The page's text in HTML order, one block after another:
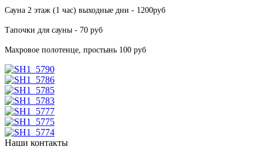
Сауна 2 этаж (1 час) выходные дни - 1200руб
Тапочки для сауны - 70 руб
Махровое полотенце, простынь 100 руб
Наши контакты